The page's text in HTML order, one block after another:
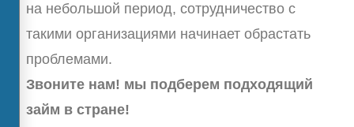
на небольшой период, сотрудничество с
такими организациями начинает обрастать
проблемами.
Звоните нам! мы подберем подходящий
займ в стране!